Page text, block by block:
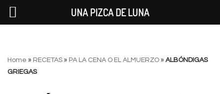
al
contenido
Home » RECETAS » PA LA CENA O EL ALMUERZO » ALBÓNDIGAS
GRIEGAS
UNA PIZCA DE LUNA